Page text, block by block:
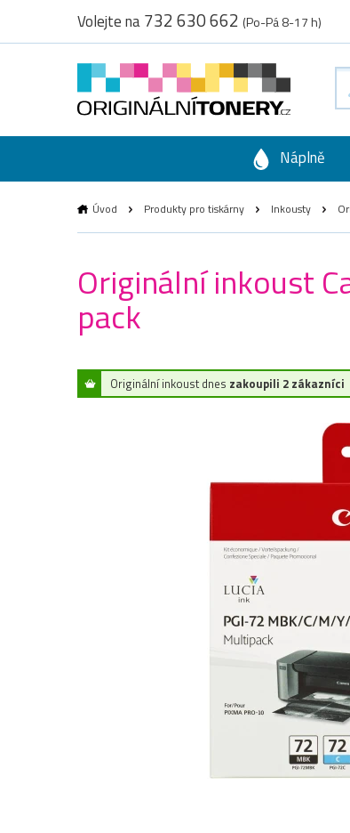
Volejte na732 630 662 (Po-Pá 8-17 h)
Náplně
Úvod Produkty pro tiskárny Inkousty
Originální inkoust
pack
Originální inkoust dnes zakoupili 2 zákazníci